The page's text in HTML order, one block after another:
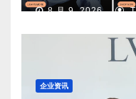
8 月 9, 2026
企业资讯